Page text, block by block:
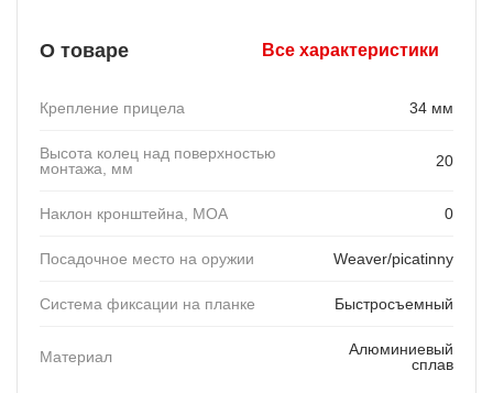
О товаре Все характеристики
Крепление прицела 34 мм
Высота колец над поверхностью
монтажа, мм
20
Наклон кронштейна, MOA 0
Посадочное место на оружии Weaver/picatinny
Система фиксации на планке Быстросъемный
Материал
Алюминиевый
сплав